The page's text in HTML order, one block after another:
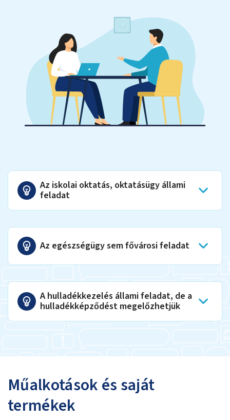
Az iskolai oktatás, oktatásügy állami
feladat
Az egészségügy sem fővárosi feladat
A hulladékkezelés állami feladat, de a
hulladékképződést megelőzhetjük
Műalkotások és saját
termékek